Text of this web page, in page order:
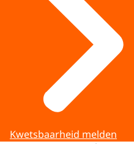
Kwetsbaarheid melden